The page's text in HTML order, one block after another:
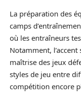
La préparation des
camps
où les entraîneurs
Notamment,
maîtrise des jeux
styles de jeu entre
compétition encore